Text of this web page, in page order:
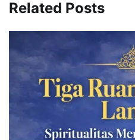
Related Posts